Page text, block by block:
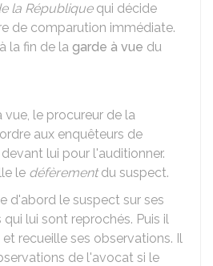
la Républiquequi décide
de comparution immédiate.
la fin de la garde à vue du
vue, le procureur de la
aux enquêteurs de
lui pour l'auditionner.
le défèrementdu suspect.
d'abord le suspect sur ses
lui sont reprochés. Puis il
recueille ses observations. Il
de l'avocat si le